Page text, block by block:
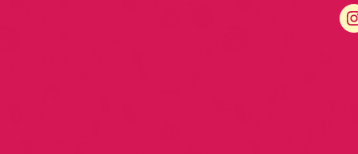
https://www.instagram.com/fmodia.macae/